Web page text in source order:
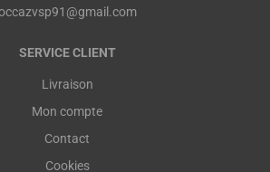
SERVICE CLIENT
Livraison
Mon compte
Contact
Cookies